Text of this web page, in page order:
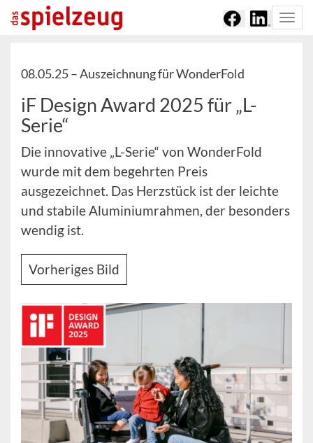
08.05.25 –Auszeichnung für WonderFold
iF Design Award 2025 für „L-
Serie“
Die innovative „L-Serie“ von WonderFold
wurde mit dem begehrten Preis
ausgezeichnet. Das Herzstück ist der leichte
und stabile Aluminiumrahmen, der besonders
wendig ist.
Vorheriges Bild